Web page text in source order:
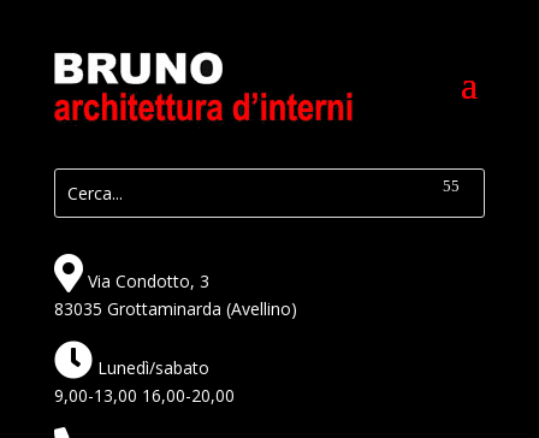
Via Condotto, 3
83035 Grottaminarda (Avellino)
Lunedì/sabato
9,00-13,00 16,00-20,00